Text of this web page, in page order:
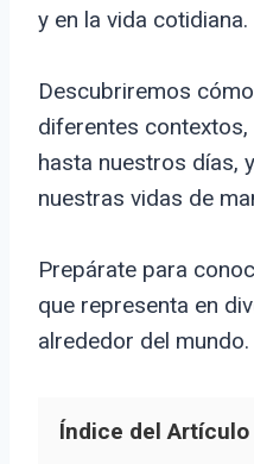
y en la vida cotidiana.
Descubriremos
diferentes
hasta nuestros días,
nuestras vidas de
Prepárate para
que representa en
alrededor del mundo.
Índice del Artículo